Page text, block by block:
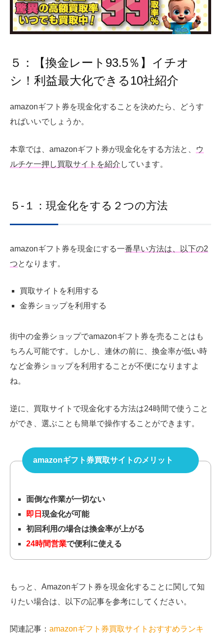
５：【換金レート93.5％】イチオ
シ！利益最大化できる10社紹介
amazonギフト券を現金化することを決めたら、どうす
ればいいでしょうか。
本章では、amazonギフト券が現金化をする方法と、
ウ
ルチケ一押し買取サイトを紹介 しています。
５-１：現金化をする２つの方法
amazonギフト券を現金にする一番早い方法は、以下の2
つとなります。
買取サイトを利用する
金券ショップを利用する
街中の金券ショップでamazonギフト券を売ることはも
ちろん可能です。しかし、連休の前に、換金率が低い時
など金券ショップを利用することが不便になりますよ
ね。
逆に、買取サイトで現金化する方法は24時間で使うこと
ができ、選ぶことも簡単で操作することができます。
amazonギフト券買取サイトのメリット
面倒な作業が一切ない
即日 現金化が可能
初回利用の場合は換金率が上がる
24時間営業で便利に使える
もっと、Amazonギフト券を現金化することに関して知
りたい場合は、以下の記事を参考にしてください。
関連記事： amazonギフト券買取サイトおすすめランキ